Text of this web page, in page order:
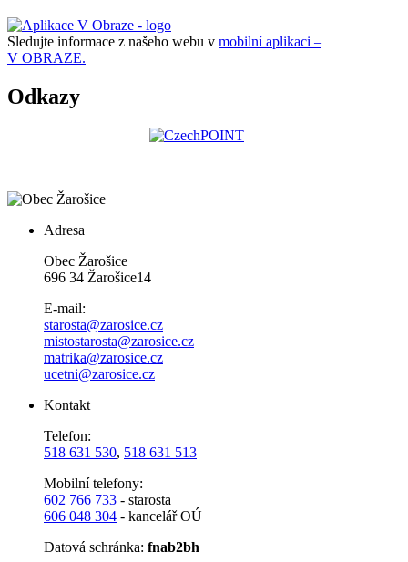
Sledujte informace z našeho webu v mobilní aplikaci –
V OBRAZE.
Odkazy
Adresa
Obec Žarošice
696 34 Žarošice14
E-mail:
starosta@zarosice.cz
mistostarosta@zarosice.cz
matrika@zarosice.cz
ucetni@zarosice.cz
Kontakt
Telefon:
518 631 530, 518 631 513
Mobilní telefony:
602 766 733 - starosta
606 048 304 - kancelář OÚ
Datová schránka: fnab2bh